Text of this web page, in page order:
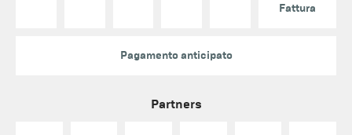
Fattura
Pagamento anticipato
Partners